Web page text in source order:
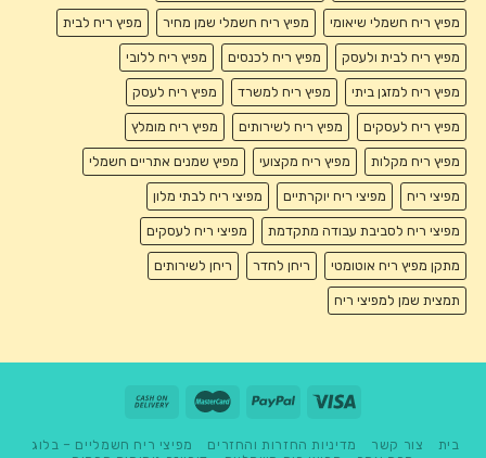
מפיץ ריח חשמלי שיאומי מפיץ ריח חשמלי שמן מחיר מפיץ ריח לבית
מפיץ ריח לבית ולעסק מפיץ ריח לכנסים מפיץ ריח ללובי
מפיץ ריח למזגן ביתי מפיץ ריח למשרד מפיץ ריח לעסק
מפיץ ריח לעסקים מפיץ ריח לשירותים מפיץ ריח מומלץ
מפיץ ריח מקלות מפיץ ריח מקצועי מפיץ שמנים אתריים חשמלי
מפיצי ריח מפיצי ריח יוקרתיים מפיצי ריח לבתי מלון
מפיצי ריח לסביבת עבודה מתקדמת מפיצי ריח לעסקים
מתקן מפיץ ריח אוטומטי ריחן לחדר ריחן לשירותים
תמצית שמן למפיצי ריח
בית צור קשר מדיניות החזרות והחזרים
מפיצי ריח חשמליים – בלוג